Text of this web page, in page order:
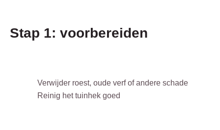
Stap 1: voorbereiden
Verwijder roest, oude verf of andere schade
Reinig het tuinhek goed